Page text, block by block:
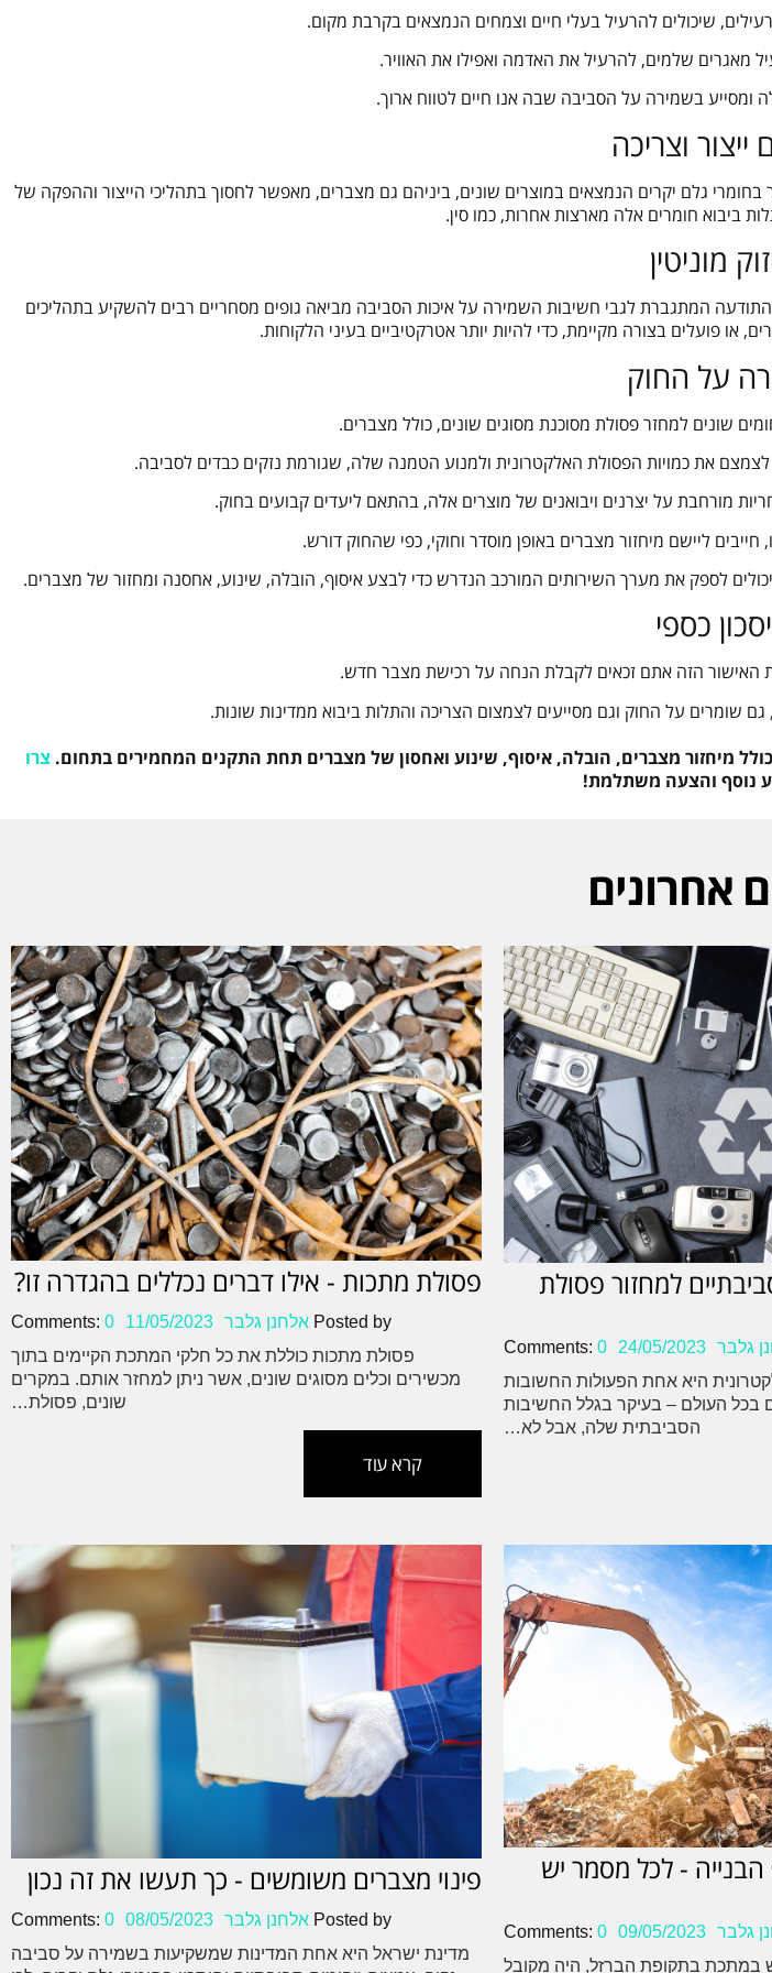
שיכולים להרעיל בעלי חיים וצמחים הנמצאים בקרבת מקום.
מאגרים שלמים, להרעיל את האדמה ואפילו את האוויר.
ומסייע בשמירה על הסביבה שבה אנו חיים לטווח ארוך.
גלם יקרים הנמצאים במוצרים שונים, ביניהם גם מצברים, מאפשר לחסוך בתהליכי הייצור וההפקה של
ביבוא חומרים אלה מארצות אחרות, כמו סין.
המתגברת לגבי חשיבות השמירה על איכות הסביבה מביאה גופים מסחריים רבים להשקיע בתהליכים
פועלים בצורה מקיימת, כדי להיות יותר אטרקטיביים בעיני הלקוחות.
שונים למחזר פסולת מסוכנת מסוגים שונים, כולל מצברים.
לצמצם את כמויות הפסולת האלקטרונית ולמנוע הטמנה שלה, שגורמת נזקים כבדים לסביבה.
מורחבת על יצרנים ויבואנים של מוצרים אלה, בהתאם ליעדים קבועים בחוק.
ליישם מיחזור מצברים באופן מוסדר וחוקי, כפי שהחוק דורש.
לספק את מערך השירותים המורכב הנדרש כדי לבצע איסוף, הובלה, שינוע, אחסנה ומחזור של מצברים.
האישור הזה אתם זכאים לקבלת הנחה על רכישת מצבר חדש.
על החוק וגם מסייעים לצמצום הצריכה והתלות ביבוא ממדינות שונות.
מיחזור מצברים, הובלה, איסוף, שינוע ואחסון של מצברים תחת התקנים המחמירים בתחום. צרו
נוסף והצעה משתלמת!
אחרונים
למחזור פסולת
גלבר 24/05/2023
Comments: 0
היא אחת הפעולות החשובות
בכל העולם – בעיקר בגלל החשיבות
הסביבתית שלה, אבל לא…
פסולת מתכות - אילו דברים נכללים בהגדרה זו?
Posted by אלחנן גלבר 11/05/2023
Comments: 0
פסולת מתכות כוללת את כל חלקי המתכת הקיימים בתוך
מכשירים וכלים מסוגים שונים, אשר ניתן למחזר אותם. במקרים
שונים, פסולת…
קרא עוד
- לכל מסמר יש
גלבר 09/05/2023
Comments: 0
בתקופת הברזל, היה מקובל
פינוי מצברים משומשים - כך תעשו את זה נכון
Posted by אלחנן גלבר 08/05/2023
Comments: 0
מדינת ישראל היא אחת המדינות שמשקיעות בשמירה על סביבה